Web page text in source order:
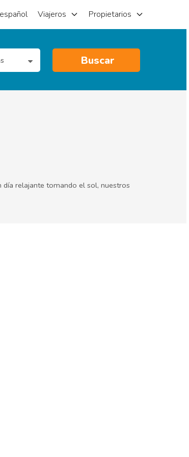
español Viajeros Propietarios
Buscar
día relajante tomando el sol, nuestros